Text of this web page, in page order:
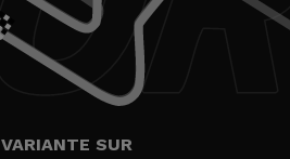
VARIANTE SUR